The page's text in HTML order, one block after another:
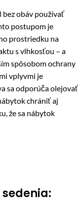
obáv používať
postupom je
prostriedku na
s vlhkosťou – a
spôsobom ochrany
vplyvmi je
sa odporúča olejovať
chrániť aj
že sa nábytok